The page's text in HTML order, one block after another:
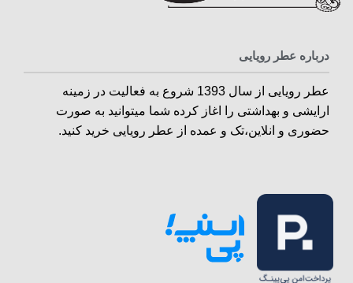
درباره عطر رویایی
عطر رویایی از سال 1393 شروع به فعالیت در زمینه
ارایشی و بهداشتی را اغاز کرده شما میتوانید به صورت
حضوری و انلاین،تک و عمده از عطر رویایی خرید کنید.